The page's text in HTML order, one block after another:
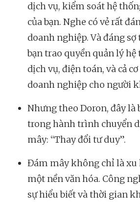
dịch vụ, kiểm soát hệ
của bạn. Nghe có vẻ rất
doanh nghiệp. Và đáng
bạn trao quyền quản lý hệ
dịch vụ, điện toán, và cả
doanh nghiệp cho người
Nhưng theo Doron, đây là
trong hành trình chuyển
mây: “Thay đổi tư duy”.
Đám mây không chỉ là xu
một nền văn hóa. Công
sự hiểu biết và thời gian